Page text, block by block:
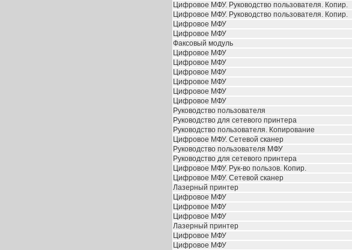
Цифровое МФУ. Руководство пользователя. Копир.
Цифровое МФУ. Руководство пользователя. Копир.
Цифровое МФУ
Цифровое МФУ
Факсовый модуль
Цифровое МФУ
Цифровое МФУ
Цифровое МФУ
Цифровое МФУ
Цифровое МФУ
Цифровое МФУ
Руководство пользователя
Руководство для сетевого принтера
Руководство пользователя. Копирование
Цифровое МФУ. Сетевой сканер
Руководство пользователя МФУ
Руководство для сетевого принтера
Цифровое МФУ. Рук-во пользов. Копир.
Цифровое МФУ. Сетевой сканер
Лазерный принтер
Цифровое МФУ
Цифровое МФУ
Цифровое МФУ
Лазерный принтер
Цифровое МФУ
Цифровое МФУ